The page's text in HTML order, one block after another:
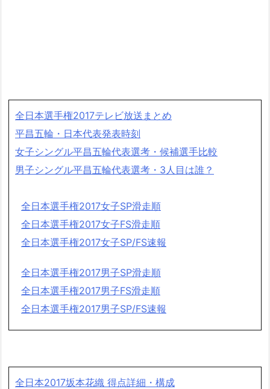
全日本選手権2017テレビ放送まとめ
平昌五輪・日本代表発表時刻
女子シングル平昌五輪代表選考・候補選手比較
男子シングル平昌五輪代表選考・3人目は誰？
全日本選手権2017女子SP滑走順
全日本選手権2017女子FS滑走順
全日本選手権2017女子SP/FS速報
全日本選手権2017男子SP滑走順
全日本選手権2017男子FS滑走順
全日本選手権2017男子SP/FS速報
全日本2017坂本花織 得点詳細・構成